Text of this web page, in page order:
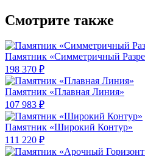
Смотрите также
Памятник «Симметричный
198 370 ₽
Памятник «Плавная Линия»
107 983 ₽
Памятник «Широкий Контур»
111 220 ₽